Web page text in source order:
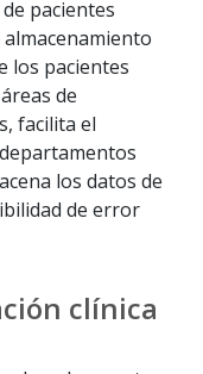
pacientes
los pacientes
de
facilita el
los datos de
de error
clínica